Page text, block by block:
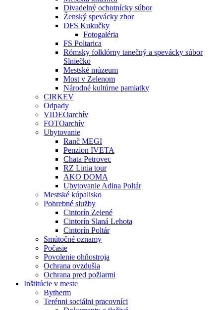
Divadelný ochotnícky súbor
Ženský spevácky zbor
DFS Kukučky
Fotogaléria
FS Poltarica
Rómsky folklórny tanečný a spevácky súbor
Slniečko
Mestské múzeum
Most v Zelenom
Národné kultúrne pamiatky
CIRKEV
Odpady
VIDEOarchív
FOTOarchív
Ubytovanie
Ranč MEGI
Penzion IVETA
Chata Petrovec
RZ Linia tour
AKO DOMA
Ubytovanie Adina Poltár
Mestské kúpalisko
Pohrebné služby
Cintorín Zelené
Cintorín Slaná Lehota
Cintorín Poltár
Smútočné oznamy
Počasie
Povolenie ohňostroja
Ochrana ovzdušia
Ochrana pred požiarmi
Inštitúcie v meste
Bytherm
Terénni sociálni pracovníci